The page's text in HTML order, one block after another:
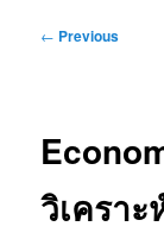
Post
← Previous
วิเครา